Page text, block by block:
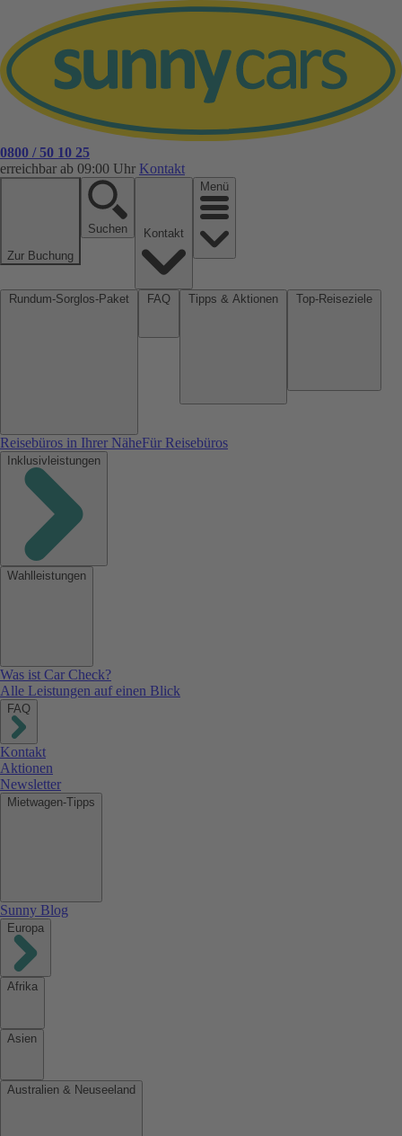
0800 / 50 10 25
erreichbar ab 09:00 Uhr Kontakt
Zur Buchung
Suchen
Menü
Reisebüros in Ihrer NäheFür Reisebüros
Inklusivleistungen
Wahlleistungen
Was ist Car Check?
Alle Leistungen auf einen Blick
FAQ
Kontakt
Aktionen
Newsletter
Mietwagen-Tipps
Sunny Blog
Europa
Afrika
Asien
Australien & Neuseeland